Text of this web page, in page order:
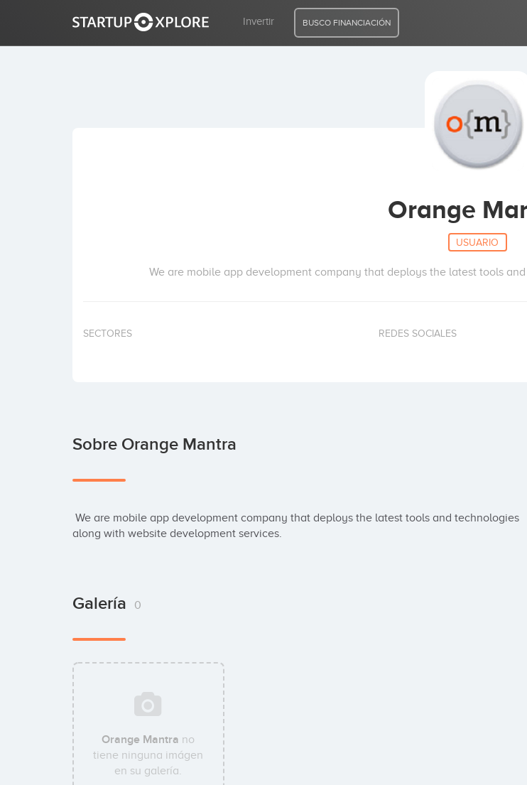
Invertir BUSCO FINANCIACIÓN
Orange
USUARIO
We are mobile app development company that deploys the latest tools
SECTORES REDES SOCIALES
Sobre Orange Mantra
along with website development services.
Galería 0
Orange Mantra no
tiene ninguna imágen
en su galería.